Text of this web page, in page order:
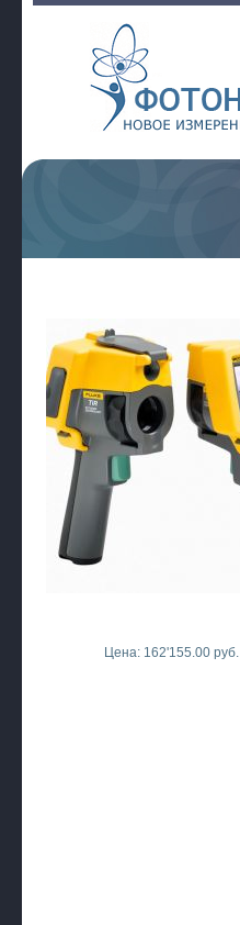
Фотон
Цена: 162'155.00 руб.